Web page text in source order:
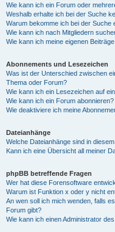
Wie kann ich ein Forum oder
Weshalb erhalte ich bei der Suche
Warum bekomme ich bei der Suche
Wie kann ich nach Mitgliedern
Wie kann ich meine eigenen
Abonnements und Lesezeichen
Was ist der Unterschied zwischen
Thema oder Forum?
Wie kann ich ein Lesezeichen auf
Wie kann ich ein Forum abonnieren?
Wie deaktiviere ich meine
Dateianhänge
Welche Dateianhänge sind in
Kann ich eine Übersicht all meiner
phpBB betreffende Fragen
Wer hat diese Forensoftware
Warum ist Funktion x oder y nicht
An wen soll ich mich wenden, falls
Forum gibt?
Wie kann ich einen Administrator